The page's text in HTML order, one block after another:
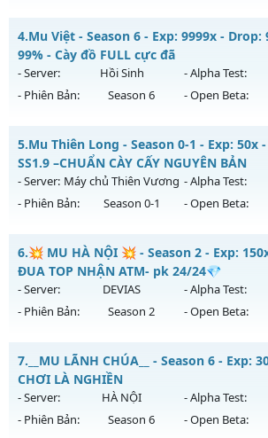
Thể loại: Mu Nguyên bản Webzen
Antihack: Mega-Anti
MU Thanh Long - Ép Thăng Hạng Mới
Mu mới ra tháng 08 2026 - Mở máy chủ
13h ngày 06/08/2626
Exp: 200x - Drop: 35%
Thể loại: Mu Custom thêm đồ mới
Antihack: CheatGuard
4.Mu Việt - Season 6 - Exp: 9999x -
99% - Cày đồ FULL cực đã
- Server: Hồi Sinh - Alpha Test:
- Phiên Bản:
Season 6 - Open Beta:
Mu Việt - Miễn phí 99% - Cày đồ FULL cực
Mu mới ra tháng 08 2026 - Mở máy chủ
ngày 07/08/2626
Exp: 9999x - Drop: 90%
Thể loại: Mu Nguyên bản Webzen
Antihack: ICMPROTECT ✅ 🔴 ✨ ⚡️
5.Mu Thiên Long - Season 0-1 - Exp: 50x
SS1.9 –CHUẨN CÀY CẤY NGUYÊN BẢN
- Server: Máy chủ Thiên Vương - Alpha Test:
- Phiên Bản:
Season 0-1 - Open Beta:
Mu Thiên Long - MU SS1.9 –CHUẨN CÀY
Mu mới ra tháng 08 2026 - Mở máy chủ
Vương vào 22h ngày 03/08/2626
Exp: 50x - Drop: 100%
Thể loại: Mu Nguyên bản Webzen
Antihack: Gameguard
6.💥 MU HÀ NỘI 💥 - Season 2 - Exp:
ĐUA TOP NHẬN ATM- pk 24/24💎
- Server: DEVIAS - Alpha Test:
- Phiên Bản:
Season 2 - Open Beta:
💥 MU HÀ NỘI 💥 - 💎 ĐUA TOP NHẬN
Mu mới ra tháng 08 2026 - Mở máy chủ
ngày 07/08/2626
Exp: 150x - Drop: 5%
7. __MU LÃNH CHÚA__ - Season 6 - Exp:
CHƠI LÀ NGHIỀN
- Server: HÀ NỘI - Alpha Test:
- Phiên Bản:
Season 6 - Open Beta: